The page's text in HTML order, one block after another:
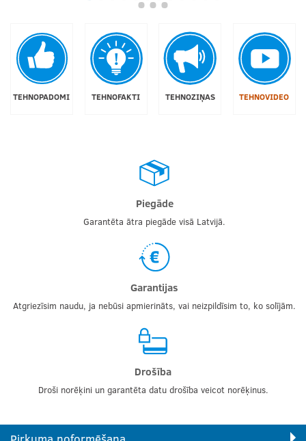
TEHNOPADOMI TEHNOFAKTI TEHNOZIŅAS TEHNOVIDEO
Piegāde
Garantēta ātra piegāde visā Latvijā.
Garantijas
Atgriezīsim naudu, ja nebūsi apmierināts, vai neizpildīsim to, ko solījām.
Drošība
Droši norēķini un garantēta datu drošība veicot norēķinus.